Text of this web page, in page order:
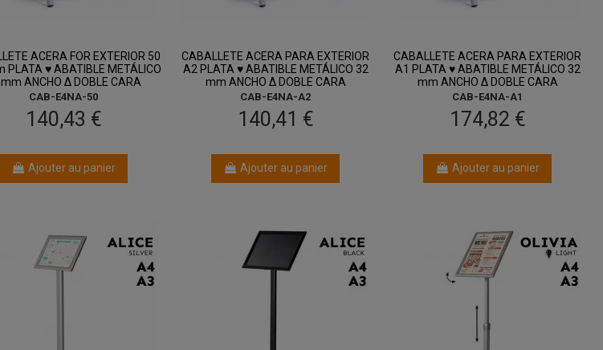
ACERA FOR EXTERIOR 50
PLATA ♥ ABATIBLE METÁLICO
ANCHO Δ DOBLE CARA
CAB-E4NA-50
140,43 €
Ajouter au panier
CABALLETE ACERA PARA EXTERIOR
A2 PLATA ♥ ABATIBLE METÁLICO 32
mm ANCHO Δ DOBLE CARA
CAB-E4NA-A2
140,41 €
Ajouter au panier
CABALLETE ACERA PARA EXTERIOR
A1 PLATA ♥ ABATIBLE METÁLICO 32
mm ANCHO Δ DOBLE CARA
CAB-E4NA-A1
174,82 €
Ajouter au panier